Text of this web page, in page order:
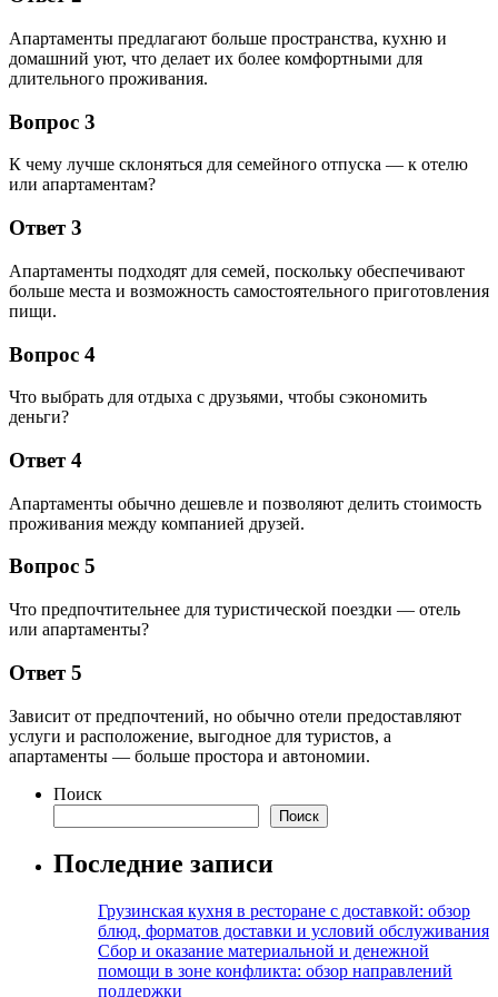
Апартаменты предлагают больше пространства, кухню и
домашний уют, что делает их более комфортными для
длительного проживания.
Вопрос 3
К чему лучше склоняться для семейного отпуска — к отелю
или апартаментам?
Ответ 3
Апартаменты подходят для семей, поскольку обеспечивают
больше места и возможность самостоятельного приготовления
пищи.
Вопрос 4
Что выбрать для отдыха с друзьями, чтобы сэкономить
деньги?
Ответ 4
Апартаменты обычно дешевле и позволяют делить стоимость
проживания между компанией друзей.
Вопрос 5
Что предпочтительнее для туристической поездки — отель
или апартаменты?
Ответ 5
Зависит от предпочтений, но обычно отели предоставляют
услуги и расположение, выгодное для туристов, а
апартаменты — больше простора и автономии.
Поиск
Поиск
Последние записи
Грузинская кухня в ресторане с доставкой: обзор
блюд, форматов доставки и условий обслуживания
Сбор и оказание материальной и денежной
помощи в зоне конфликта: обзор направлений
поддержки